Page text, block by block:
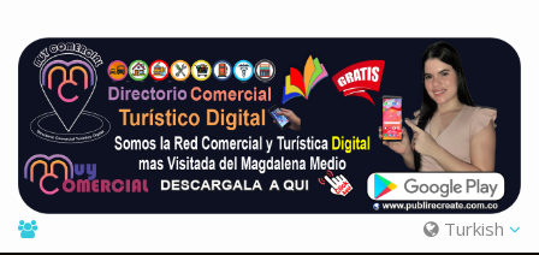
Turkish